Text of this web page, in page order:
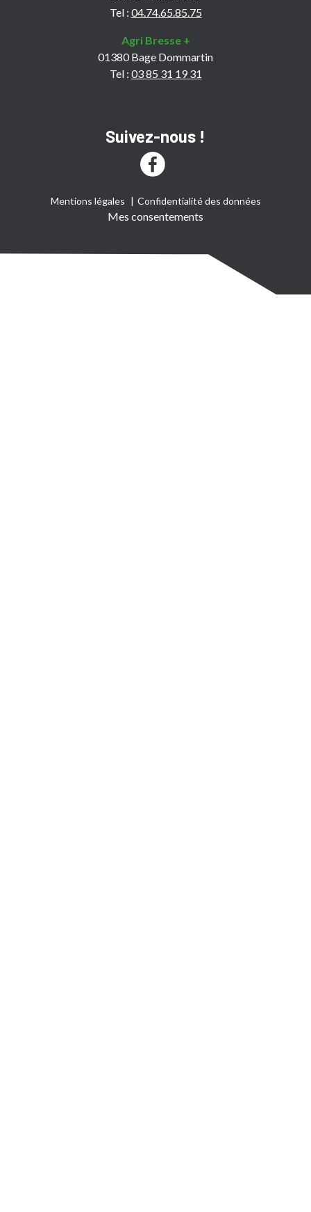
Tel : 04.74.65.85.75
Agri Bresse +
01380 Bage Dommartin
Tel : 03 85 31 19 31
Suivez-nous !
Mentions légales Confidentialité des données
Mes consentements